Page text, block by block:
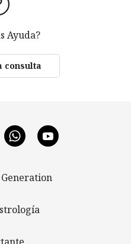
Ayuda?
consulta